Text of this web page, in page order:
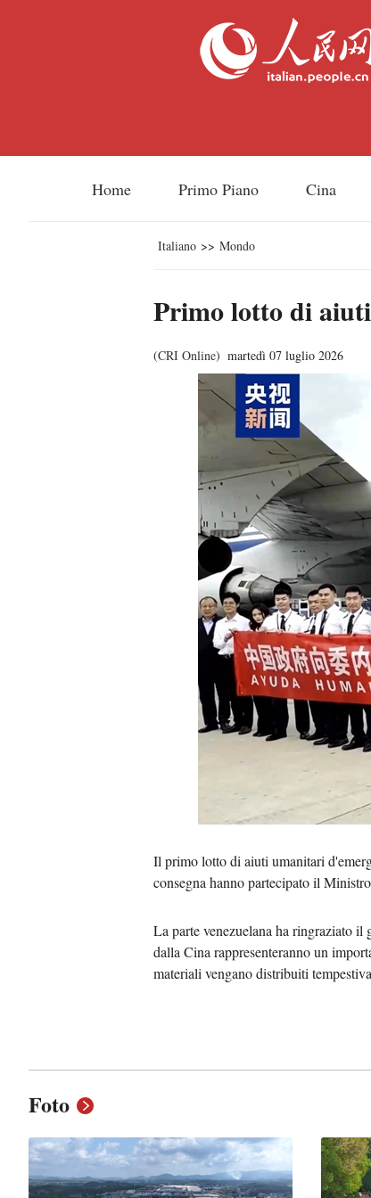
Home Primo Piano Cina
Italiano >> Mondo
Primo lotto di
(CRI Online) martedì 07 luglio 2026
Il primo lotto di aiuti umanitari
consegna hanno partecipato il
La parte venezuelana ha ringraziato
dalla Cina rappresenteranno un
materiali vengano distribuiti
Foto